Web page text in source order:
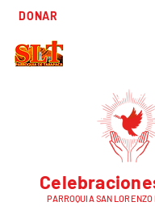
DONAR
PARROQUIA SAN